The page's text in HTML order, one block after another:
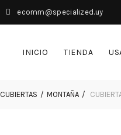
ecomm@specialized.uy
INICIO TIENDA
CUBIERTAS MONTAÑA